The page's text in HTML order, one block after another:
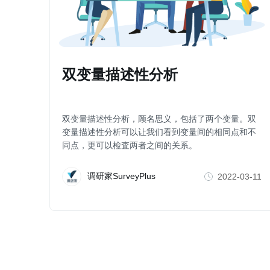
双变量描述性分析
双变量描述性分析，顾名思义，包括了两个变量。双
变量描述性分析可以让我们看到变量间的相同点和不
同点，更可以检査两者之间的关系。
调研家SurveyPlus 2022-03-11